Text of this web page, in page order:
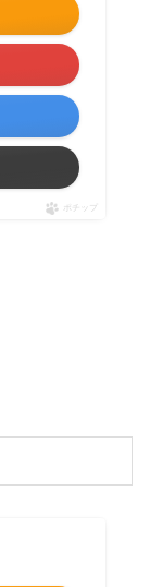
ポチップ